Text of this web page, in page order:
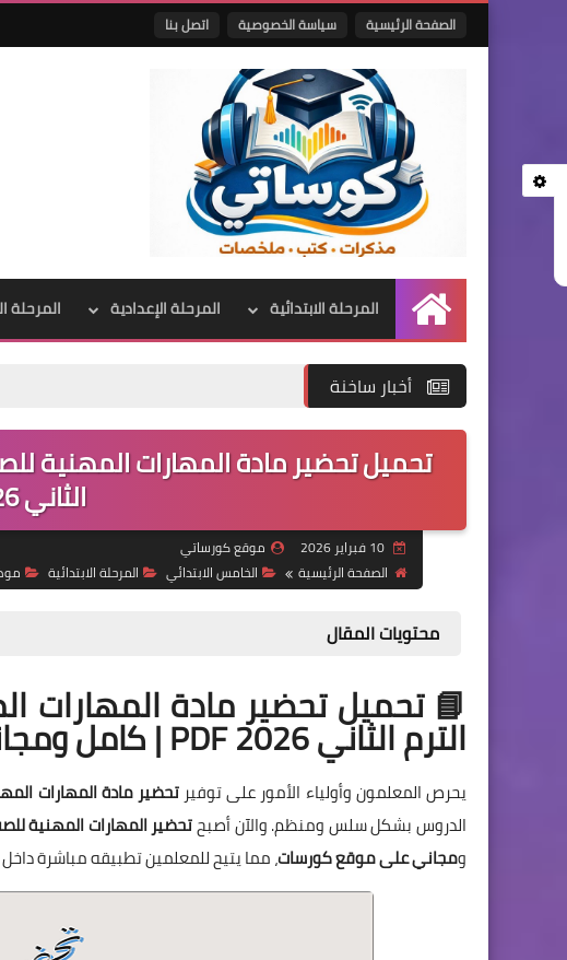
الصفحة الرئيسية سياسة الخصوصية اتصل بنا
الرئيسية
المرحلة الابتدائية المرحلة الإعدادية المرحلة
أخبار ساخنة
الثاني 2026
10 فبراير 2026
موقع كورساتي
الصفحة الرئيسية
الخامس الابتدائي المرحلة الابتدائية
محتويات المقال
📘 تحميل تحضير مادة المهارات
الترم الثاني 2026 PDF | كامل ومجاني
يحرص المعلمون وأولياء الأمور على توفيرتحضير مادة المهارات
الدروس بشكل سلس ومنظم. والآن أصبحتحضير المهارات المهنية للصف
ومجاني على موقع كورسات، مما يتيح للمعلمين تطبيقه مباشرة